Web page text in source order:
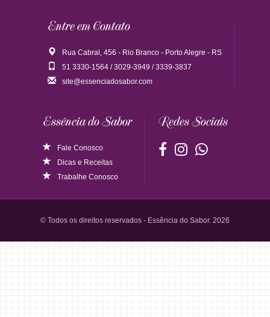
Entre em Contato
Rua Cabral, 456 - Rio Branco - Porto Alegre - RS
51 3330-1564 / 3029-3949 / 3339-3837
site@essenciadosabor.com
Essência do Sabor
Fale Conosco
Dicase Receitas
Trabalhe Conosco
Redes Sociais
© Todos os direitos reservados - Essência do Sabor. 2026